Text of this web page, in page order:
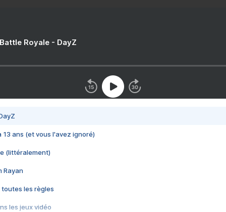
Royale - DayZ
13 ans (et vous l'avez ignoré)
(littéralement)
Rayan
toutes les règles
les jeux vidéo